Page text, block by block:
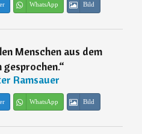
WhatsApp Bild
Menschen aus dem
gesprochen.“
Ramsauer
WhatsApp Bild